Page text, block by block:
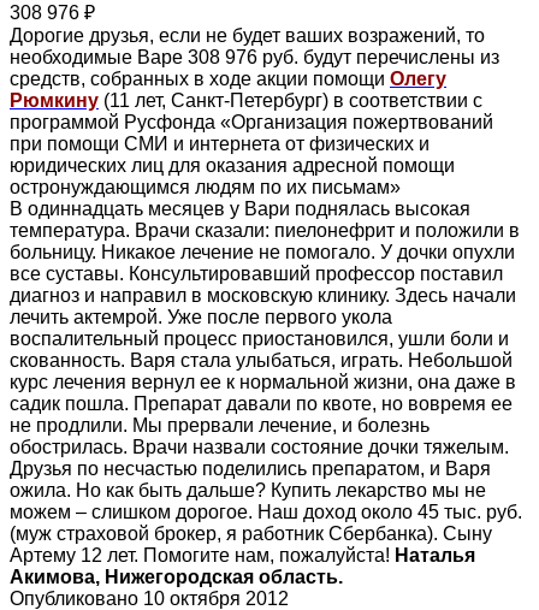
308 976 ₽
Дорогие друзья, если не будет ваших возражений, то
необходимые Варе 308 976 руб. будут перечислены из
средств, собранных в ходе акции помощи Олегу
Рюмкину (11 лет, Санкт-Петербург) в соответствии с
программой Русфонда «Организация пожертвований
при помощи СМИ и интернета от физических и
юридических лиц для оказания адресной помощи
остронуждающимся людям по их письмам»
В одиннадцать месяцев у Вари поднялась высокая
температура. Врачи сказали: пиелонефрит и положили в
больницу. Никакое лечение не помогало. У дочки опухли
все суставы. Консультировавший профессор поставил
диагноз и направил в московскую клинику. Здесь начали
лечить актемрой. Уже после первого укола
воспалительный процесс приостановился, ушли боли и
скованность. Варя стала улыбаться, играть. Небольшой
курс лечения вернул ее к нормальной жизни, она даже в
садик пошла. Препарат давали по квоте, но вовремя ее
не продлили. Мы прервали лечение, и болезнь
обострилась. Врачи назвали состояние дочки тяжелым.
Друзья по несчастью поделились препаратом, и Варя
ожила. Но как быть дальше? Купить лекарство мы не
можем – слишком дорогое. Наш доход около 45 тыс. руб.
(муж страховой брокер, я работник Сбербанка). Сыну
Артему 12 лет. Помогите нам, пожалуйста! Наталья
Акимова, Нижегородская область.
Опубликовано 10 октября 2012